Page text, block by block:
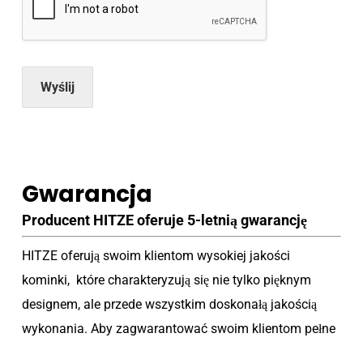
Wyślij
Gwarancja
Producent HITZE oferuje 5-letnią gwarancję
HITZE oferują swoim klientom wysokiej jakości
kominki, które charakteryzują się nie tylko pięknym
designem, ale przede wszystkim doskonałą jakością
wykonania. Aby zagwarantować swoim klientom pełne